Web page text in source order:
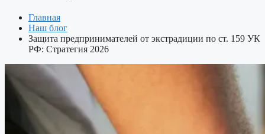
Главная
Наш блог
Защита предпринимателей от экстрадиции по ст. 159 УК
РФ: Стратегия 2026